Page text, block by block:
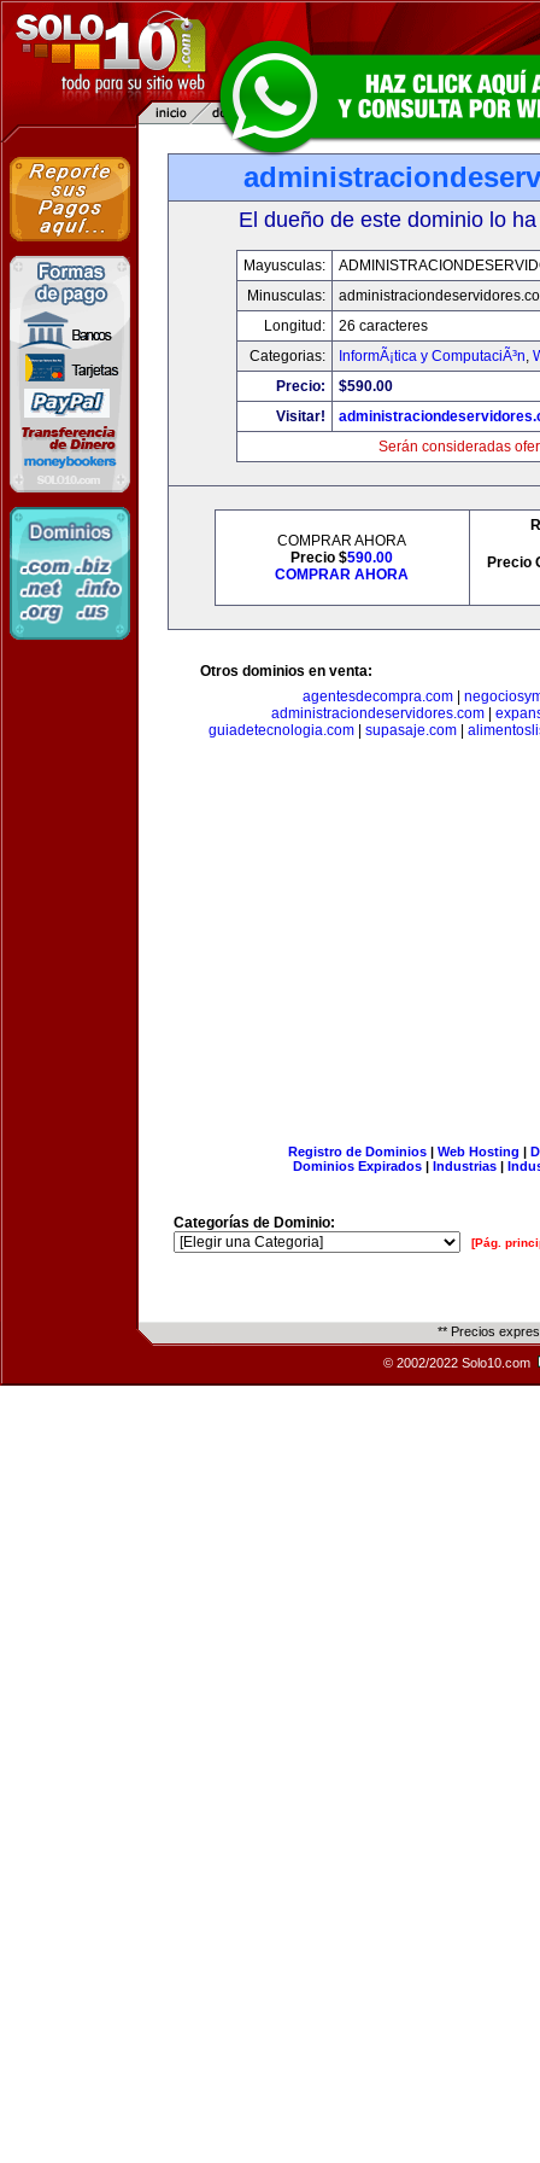
El dueño de este dominio lo
Mayusculas:
Minusculas:
Longitud:
26 caracteres
Categorias:
InformÃ¡tica y ComputaciÃ³n,
Precio:
$590.00
Visitar!
Serán consideradas
COMPRAR AHORA
Precio $590.00
COMPRAR AHORA
Precio
Otros dominios en venta:
agentesdecompra.com|
administraciondeservidores.com
guiadetecnologia.com
supasaje.com
Registro de Dominios| Web Hosting |
Dominios Expirados | Industrias |
Categorías de Dominio:
[Pág.
** Precios
© 2002/2022 Solo10.com